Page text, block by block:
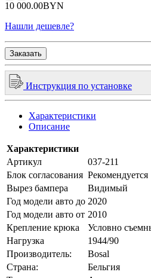
10 000.00BYN
Нашли дешевле?
Заказать
Инструкция по установке
Характеристики
Описание
Характеристики
Артикул
037-211
Блок согласования Рекомендуется
Вырез бампера
Видимый
Год модели авто до 2020
Год модели авто от 2010
Крепление крюка
Условно
Нагрузка
1944/90
Производитель:
Bosal
Страна:
Бельгия